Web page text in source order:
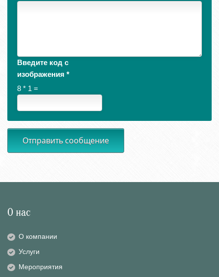
Введите код с
изображения *
8 * 1 =
Отправить сообщение
О нас
О компании
Услуги
Мероприятия